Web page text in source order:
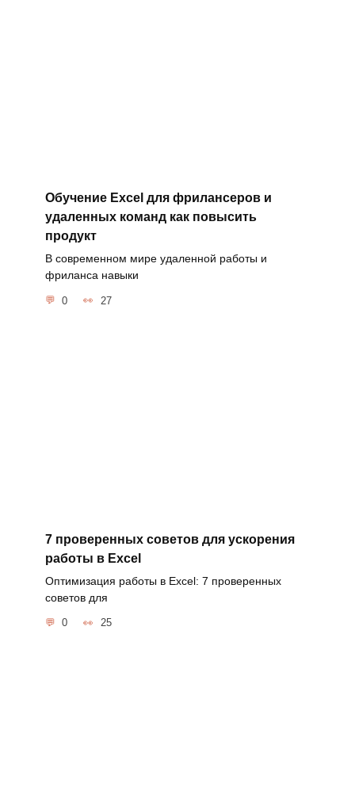
Обучение Excel для фрилансеров и
удаленных команд как повысить
продукт
В современном мире удаленной работы и
фриланса навыки
0 27
7 проверенных советов для ускорения
работы в Excel
Оптимизация работы в Excel: 7 проверенных
советов для
0 25